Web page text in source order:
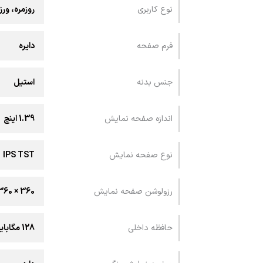
نوع کاربری روزمره،
فرم صفحه دایره
جنس بدنه استیل
اندازه صفحه نمایش 1.39 اینچ
نوع صفحه نمایش IPS TST
رزولوشن صفحه نمایش 360 × 360 پیکسل
حافظه داخلی 128 مگابایت